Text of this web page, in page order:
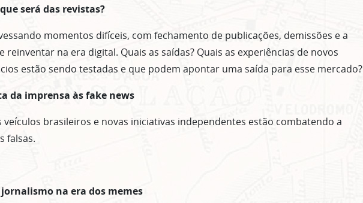
será das revistas?
momentos difíceis, com fechamento de publicações, demissões e a
reinventar na era digital. Quais as saídas? Quais as experiências de novos
estão sendo testadas e que podem apontar uma saída para esse mercado?
da imprensa às fake news
veículos brasileiros e novas iniciativas independentes estão combatendo a
falsas.
na era dos memes
email.
não mostrar mais esse popup